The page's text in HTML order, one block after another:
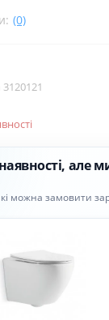
(0)
але
можна замовити